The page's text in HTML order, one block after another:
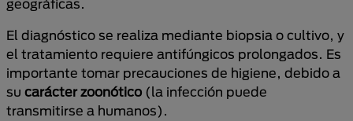
geográficas.
El diagnóstico se realiza mediante biopsia o cultivo, y
el tratamiento requiere antifúngicos prolongados. Es
importante tomar precauciones de higiene, debido a
su carácter zoonótico (la infección puede
transmitirse a humanos).